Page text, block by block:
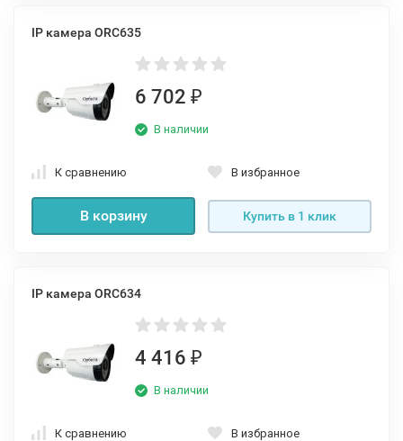
IP камера ORC635
6 702 ₽
В наличии
К сравнению В избранное
В корзину Купить в 1 клик
IP камера ORС634
4 416 ₽
В наличии
К сравнению В избранное